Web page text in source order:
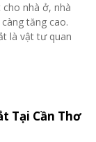
nhà ở, nhà
tăng cao.
là vật tư quan
Tại Cần Thơ